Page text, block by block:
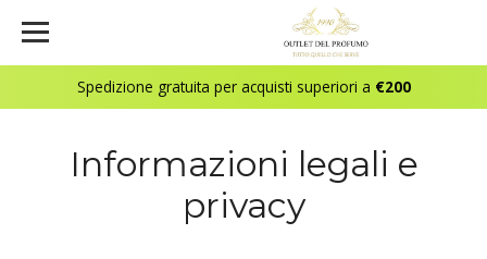
Spedizione gratuita per acquisti superiori a €200
Informazioni legali e
privacy